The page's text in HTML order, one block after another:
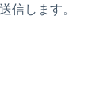
信します。